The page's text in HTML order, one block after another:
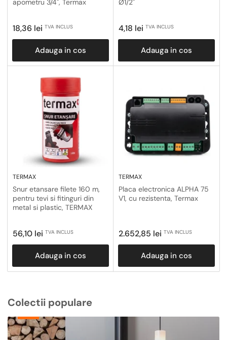
apometru 3/4", Termax
Pret
obisnuit
18,36 lei TVA INCLUS
Adauga in cos
Ø1/2"
Pret
obisnuit
4,18 lei TVA INCLUS
Adauga in cos
TERMAX
Snur etansare filete 160 m,
pentru tevi si fitinguri din
metal si plastic, TERMAX
Pret
obisnuit
56,10 lei TVA INCLUS
Adauga in cos
TERMAX
Placa electronica ALPHA 75
V1, cu rezistenta, Termax
Pret
obisnuit
2.652,85 lei TVA INCLUS
Adauga in cos
Colectii populare
Centrale
Termice